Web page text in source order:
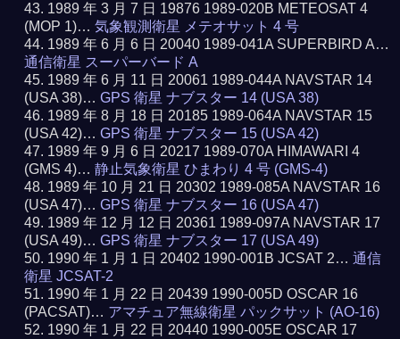
1989 年 3 月 7 日 19876 1989-020B METEOSAT 4
(MOP 1)…気象観測衛星 メテオサット 4 号
1989 年 6 月 6 日 20040 1989-041A SUPERBIRD A…
通信衛星 スーパーバード A
1989 年 6 月 11 日 20061 1989-044A NAVSTAR 14
(USA 38)…GPS 衛星 ナブスター 14 (USA 38)
1989 年 8 月 18 日 20185 1989-064A NAVSTAR 15
(USA 42)…GPS 衛星 ナブスター 15 (USA 42)
1989 年 9 月 6 日 20217 1989-070A HIMAWARI 4
(GMS 4)…静止気象衛星 ひまわり 4 号 (GMS-4)
1989 年 10 月 21 日 20302 1989-085A NAVSTAR 16
(USA 47)…GPS 衛星 ナブスター 16 (USA 47)
1989 年 12 月 12 日 20361 1989-097A NAVSTAR 17
(USA 49)…GPS 衛星 ナブスター 17 (USA 49)
1990 年 1 月 1 日 20402 1990-001B JCSAT 2…通信
衛星 JCSAT-2
1990 年 1 月 22 日 20439 1990-005D OSCAR 16
(PACSAT)… アマチュア無線衛星 パックサット (AO-16)
1990 年 1 月 22 日 20440 1990-005E OSCAR 17